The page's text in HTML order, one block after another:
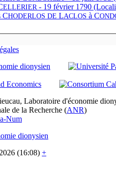
ELLERIER - 19 février 1790
CHODERLOS DE LACLOS à C
Laboratoire d'économie
de la Recherche (ANR)
Num
dionysien
(16:08) +